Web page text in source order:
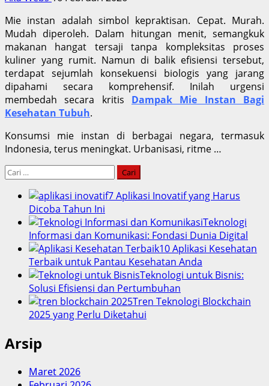
Mie instan adalah simbol kepraktisan. Cepat. Murah.
Mudah diperoleh. Dalam hitungan menit, semangkuk
makanan hangat tersaji tanpa kompleksitas proses
kuliner yang rumit. Namun di balik efisiensi tersebut,
terdapat sejumlah konsekuensi biologis yang jarang
dipahami secara komprehensif. Inilah urgensi
membedah secara kritis Dampak Mie Instan Bagi
Kesehatan Tubuh.
Konsumsi mie instan di berbagai negara, termasuk
Indonesia, terus meningkat. Urbanisasi, ritme …
Cari
7 Aplikasi Inovatif yang Harus
Dicoba Tahun Ini
Teknologi
Informasi dan Komunikasi: Fondasi Dunia Digital
10 Aplikasi Kesehatan
Terbaik untuk Pantau Kesehatan Anda
Teknologi untuk Bisnis:
Solusi Efisiensi dan Pertumbuhan
Tren Teknologi Blockchain
2025 yang Perlu Diketahui
Arsip
Maret 2026